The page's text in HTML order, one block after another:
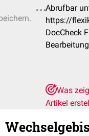
Abrufbar
https://
DocCheck
Was
Artikel